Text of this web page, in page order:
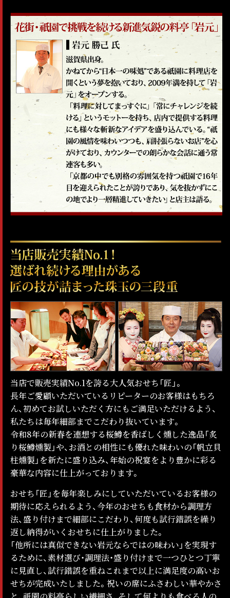
当店で販売実績No.1を誇る大人気おせち「匠」。
長年ご愛顧いただいているリピーターのお客様はもちろ
ん、初めてお試しいただく方にもご満足いただけるよう、
私たちは毎年細部までこだわり抜いています。
令和8年の新春を連想する桜鱒を香ばしく燻した逸品「炙
り桜鱒燻製」や、お酒との相性にも優れた味わいの「帆立貝
柱燻製」を新たに盛り込み、年始の祝宴をより豊かに彩る
豪華な内容に仕上がっております。
おせち「匠」を毎年楽しみにしていただいているお客様の
期待に応えられるよう、今年のおせちも食材から調理方
法、盛り付けまで細部にこだわり、何度も試行錯誤を繰り
返し納得がいくおせちに仕上がりました。
「他所には真似できない岩元ならではの味わい」を実現す
るために、素材選び・調理法・盛り付けまで一つひとつ丁寧
に見直し、試行錯誤を重ねこれまで以上に満足度の高いお
せちが完成いたしました。祝いの席にふさわしい華やかさ